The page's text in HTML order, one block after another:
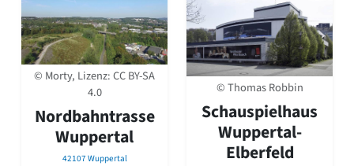
Postmoderne
1950er-70er Jahre
Moderne
Reformarchitektur
Jugendstil
Historismus
Klassizismus
Barock
Renaissance
© Morty, Lizenz:CC BY-SA
4.0
Nordbahntrasse
Wuppertal
42107 Wuppertal
© Thomas Robbin
Schauspielhaus
Wuppertal-
Elberfeld